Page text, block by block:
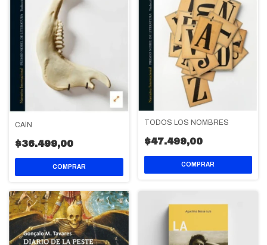
CAÍN
$36.499,00
TODOS LOS NOMBRES
$47.499,00